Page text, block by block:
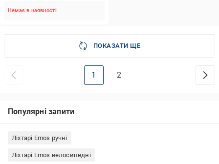
Немає в наявності
ПОКАЗАТИ ЩЕ
1 2
Популярні запити
Ліхтарі Emos ручні
Ліхтарі Emos велосипедні